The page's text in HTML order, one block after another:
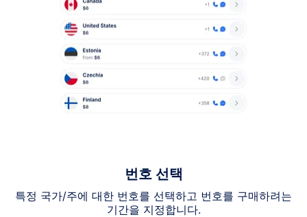
번호 선택
특정 국가/주에 대한 번호를 선택하고 번호를 구매하려는
기간을 지정합니다.